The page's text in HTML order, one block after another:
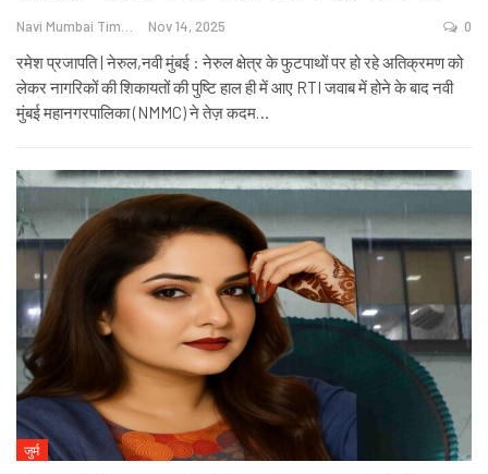
Nov 14, 2025 0
रमेश प्रजापति | नेरुल,नवी मुंबई : नेरुल क्षेत्र के फुटपाथों पर हो रहे अतिक्रमण को
लेकर नागरिकों की शिकायतों की पुष्टि हाल ही में आए RTI जवाब में होने के बाद नवी
मुंबई महानगरपालिका (NMMC) ने तेज़ कदम…
जुर्म